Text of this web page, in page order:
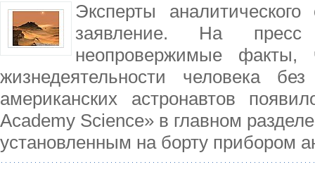
Эксперты
заявление. На пресс
неопровержимые факты,
жизнедеятельности человека
американских астронавтов
Academy Science» в главном
установленным на борту прибором